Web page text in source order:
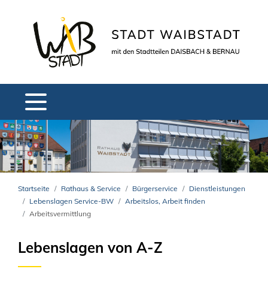
Startseite Rathaus & Service Bürgerservice
Dienstleistungen
Lebenslagen Service-BW
Arbeitslos, Arbeit finden
Arbeitsvermittlung
Lebenslagen von A-Z